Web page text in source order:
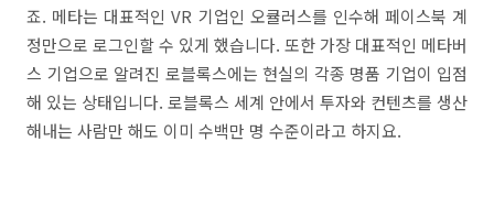
죠. 메타는 대표적인 VR 기업인 오큘러스를 인수해 페이스북 계
정만으로 로그인할 수 있게 했습니다. 또한 가장 대표적인 메타버
스 기업으로 알려진 로블록스에는 현실의 각종 명품 기업이 입점
해 있는 상태입니다. 로블록스 세계 안에서 투자와 컨텐츠를 생산
해내는 사람만 해도 이미 수백만 명 수준이라고 하지요.